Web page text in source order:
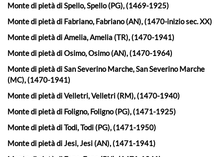
Monte di pietà di Spello, Spello (PG), (1469-1925)
Monte di pietà di Fabriano, Fabriano (AN), (1470-inizio sec. XX)
Monte di pietà di Amelia, Amelia (TR), (1470-1941)
Monte di pietà di Osimo, Osimo (AN), (1470-1964)
Monte di pietà di San Severino Marche, San Severino Marche
(MC), (1470-1941)
Monte di pietà di Velletri, Velletri (RM), (1470-1940)
Monte di pietà di Foligno, Foligno (PG), (1471-1925)
Monte di pietà di Todi, Todi (PG), (1471-1950)
Monte di pietà di Jesi, Jesi (AN), (1471-1941)